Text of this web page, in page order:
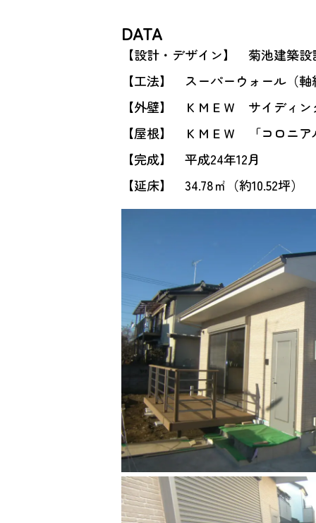
DATA
【設計・デザイン】 菊池建築
【工法】 スーパーウォール（軸
【外壁】 ＫＭＥＷ サイディン
【屋根】 ＫＭＥＷ 「コロニア
【完成】 平成24年12月
【延床】 34.78㎡（約10.52坪）